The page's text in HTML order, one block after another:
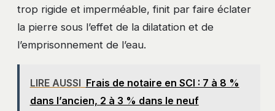
trop rigide et imperméable, finit par faire éclater
la pierre sous l’effet de la dilatation et de
l’emprisonnement de l’eau.
LIRE AUSSI Frais de notaire en SCI : 7 à 8 %
dans l’ancien, 2 à 3 % dans le neuf